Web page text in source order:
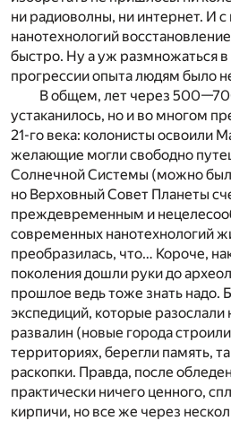
ни радиоволны, ни интернет. И
нанотехнологий
быстро. Ну а уж размножаться
прогрессии опыта людям было
В общем, лет через
устаканилось, но и во многом
21-го века: колонисты освоили
желающие могли свободно
Солнечной Системы (можно
но Верховный Совет Планеты
преждевременным и
современных нанотехнологий
преобразилась, что… Короче,
поколения дошли руки до
прошлое ведь тоже знать надо.
экспедиций, которые разослали
развалин (новые города
территориях, берегли память,
раскопки. Правда, после
практически ничего ценного,
кирпичи, но все же через